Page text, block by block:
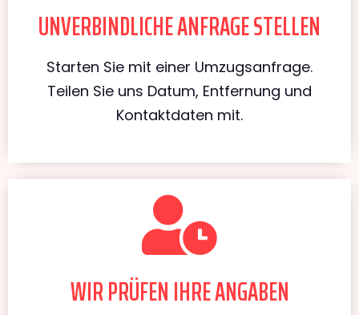
UNVERBINDLICHE ANFRAGE STELLEN
Starten Sie mit einer Umzugsanfrage.
Teilen Sie uns Datum, Entfernung und
Kontaktdaten mit.
WIR PRÜFEN IHRE ANGABEN